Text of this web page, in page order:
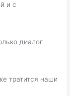
и с
диалог
тратится наши